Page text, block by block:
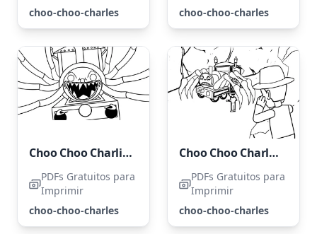
choo-choo-charles
choo-choo-charles
Choo Choo Charlie, o Monstro
PDFs Gratuitos para
Imprimir
choo-choo-charles
Choo Choo Charles, o Trem Animado
PDFs Gratuitos para
Imprimir
choo-choo-charles